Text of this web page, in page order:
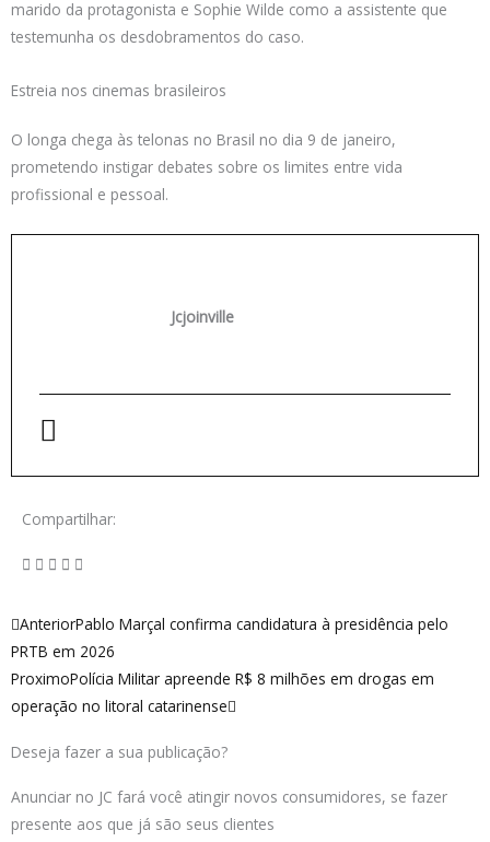
marido da protagonista e Sophie Wilde como a assistente que
testemunha os desdobramentos do caso.
Estreia nos cinemas brasileiros
O longa chega às telonas no Brasil no dia 9 de janeiro,
prometendo instigar debates sobre os limites entre vida
profissional e pessoal.
Jcjoinville
Compartilhar:
Anterior
AnteriorPablo Marçal confirma candidatura à presidência pelo
PRTB em 2026
ProximoPolícia Militar apreende R$ 8 milhões em drogas em
operação no litoral catarinense
Próximo
Deseja fazer a sua publicação?
Anunciar no JC fará você atingir novos consumidores, se fazer
presente aos que já são seus clientes